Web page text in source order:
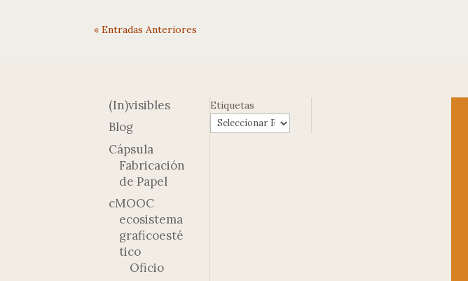
« Entradas Anteriores
(In)visibles
Blog
Cápsula
Fabricación
de Papel
cMOOC
ecosistema
graficoesté
tico
Oficio
Etiquetas